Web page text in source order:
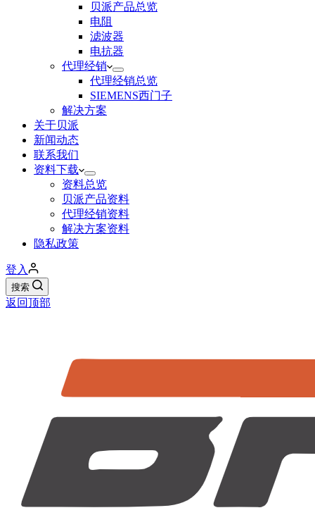
贝派产品总览
电阻
滤波器
电抗器
代理经销
代理经销总览
SIEMENS西门子
解决方案
关于贝派
新闻动态
联系我们
资料下载
资料总览
贝派产品资料
代理经销资料
解决方案资料
隐私政策
登入
搜索
返回顶部